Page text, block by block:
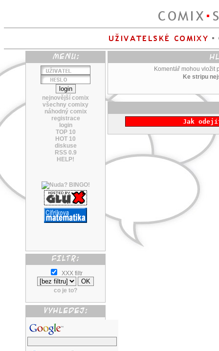
nejnovější comix
všechny comixy
náhodný comix
registrace
login
TOP 10
HOT 10
diskuse
RSS 0.9
HELP!
XXX filtr
co je to?
Komentář mohou vložit
Ke stripu
Jak